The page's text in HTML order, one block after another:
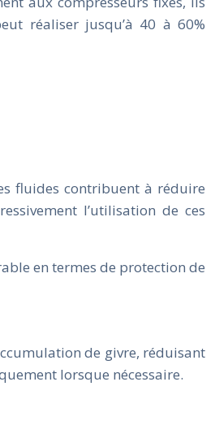
réaliser jusqu’à 40 à 60%
fluides contribuent à réduire
l’utilisation de ces
en termes de protection de
de givre, réduisant
lorsque nécessaire.